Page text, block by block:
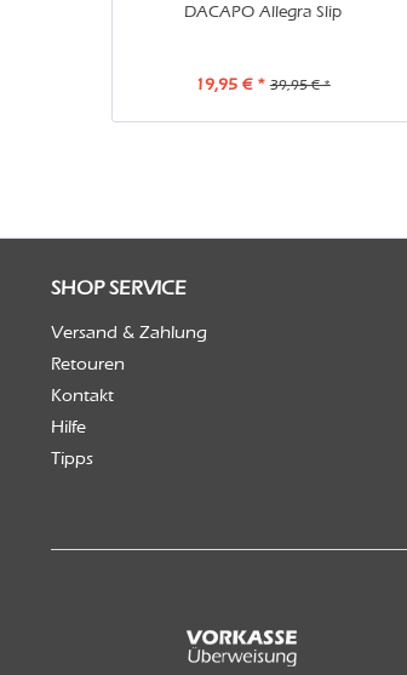
DACAPO Allegra Slip
19,95 € * 39,95 € *
SHOP SERVICE
Versand & Zahlung
Retouren
Kontakt
Hilfe
Tipps